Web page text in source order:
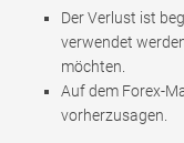
Der Verlust ist
verwendet
möchten.
Auf dem Forex-
vorherzusagen.